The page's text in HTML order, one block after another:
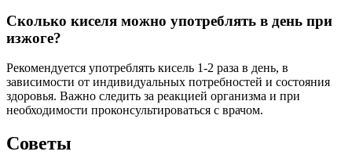
Сколько киселя можно употреблять в день при
изжоге?
Рекомендуется употреблять кисель 1-2 раза в день, в
зависимости от индивидуальных потребностей и состояния
здоровья. Важно следить за реакцией организма и при
необходимости проконсультироваться с врачом.
Советы